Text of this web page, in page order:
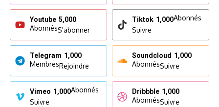
Youtube 5,000
AbonnésS'abonner
Tiktok 1,000Abonnés
Suivre
Telegram 1,000
MembresRejoindre
Soundcloud 1,000
AbonnésSuivre
Vimeo 1,000Abonnés
Suivre
Dribbble 1,000
AbonnésSuivre